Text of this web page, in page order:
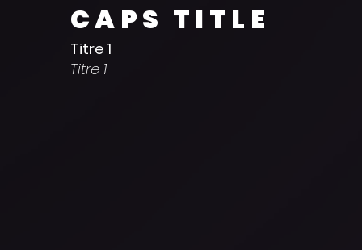
CAPS TITLE
Titre 1
Titre 1